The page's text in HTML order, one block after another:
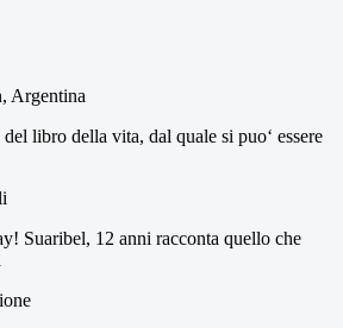
Argentina
libro della vita, dal quale si puo‘ essere
Suaribel, 12 anni racconta quello che